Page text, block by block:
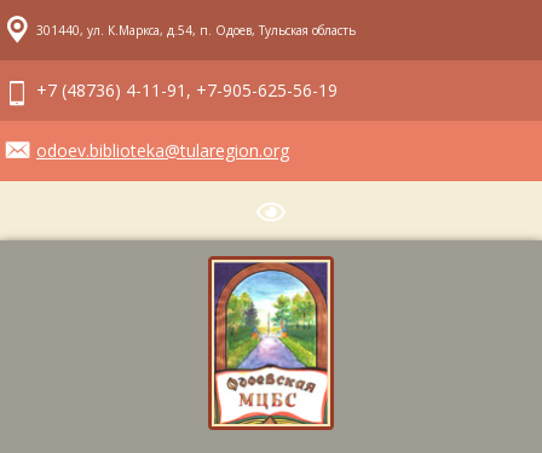
301440, ул. К.Маркса, д.54, п. Одоев, Тульская область
+7 (48736) 4-11-91, +7-905-625-56-19
odoev.biblioteka@tularegion.org